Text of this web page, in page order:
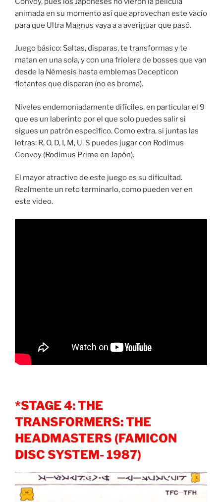
animada en su momento así que aprovechan este vacío
para que Ultra Magnus vaya a a averiguar que pasó.
Juego básico: Saltas, disparas, te transformas y te
matan en una sola, y con una friolera de bosses que van
desde la Némesis hasta emblemas Decepticon
flotantes que disparan (no es broma).
Niveles endemoniadamente difíciles, en particular el 9
que es un laberinto por el que solo puedes salir si
sigues un patrón específico. Como extra, si juntas las
letras: R, O, D, I, M, U, S puedes jugar con Rodimus
Convoy (Rodimus Prime en Japón).
El mayor atractivo de este juego es su dificultad.
Realmente un reto terminarlo, como pueden ver en
este video.
*STAGE 4: THE
TRANSFORMERS: THE
HEADMASTERS (FAMICON
DISC SYSTEM- 1987)